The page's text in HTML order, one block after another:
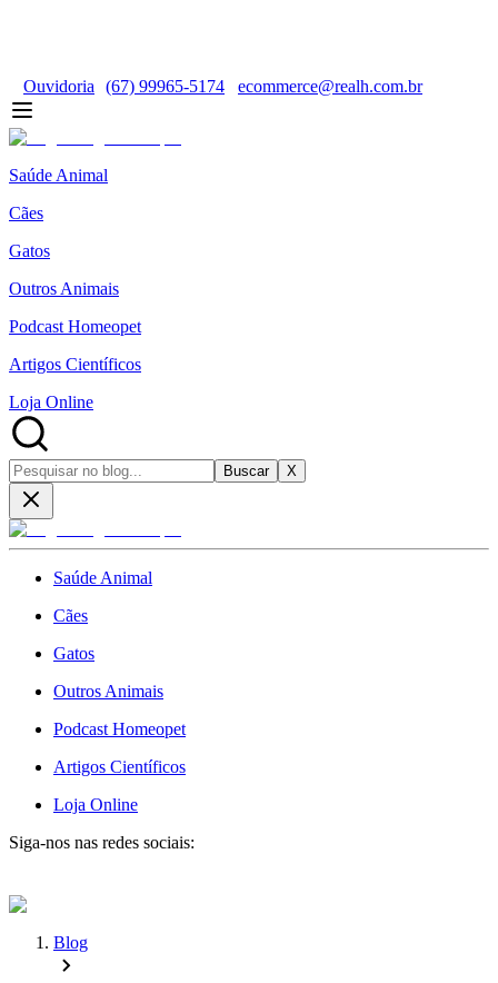
Ouvidoria (67) 99965-5174 ecommerce@realh.com.br
Saúde Animal
Cães
Gatos
Outros Animais
Podcast Homeopet
Artigos Científicos
Loja Online
Buscar X
Saúde Animal
Cães
Gatos
Outros Animais
Podcast Homeopet
Artigos Científicos
Loja Online
Siga-nos nas redes sociais:
Blog